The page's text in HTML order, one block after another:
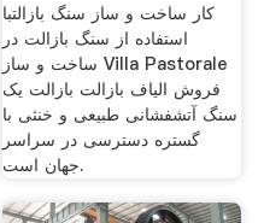
کار ساخت و ساز سنگ بازالتبا
استفاده از سنگ بازالت در
ساخت و ساز Villa Pastorale
فروش الياف بازالت بازالت یک
سنگ آتشفشانی طبیعی و خنثی با
گستره دسترسی در سراسر
جهان است.